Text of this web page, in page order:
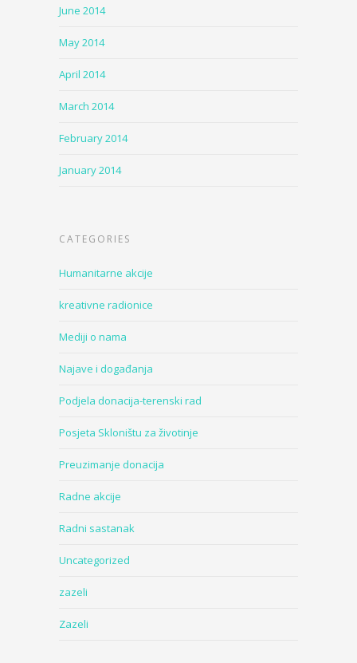
June 2014
May 2014
April 2014
March 2014
February 2014
January 2014
CATEGORIES
Humanitarne akcije
kreativne radionice
Mediji o nama
Najave i događanja
Podjela donacija-terenski rad
Posjeta Skloništu za životinje
Preuzimanje donacija
Radne akcije
Radni sastanak
Uncategorized
zazeli
Zazeli